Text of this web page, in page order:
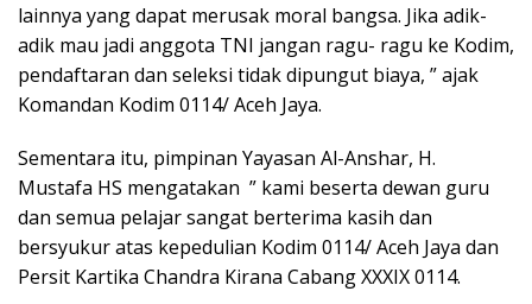
lainnya yang dapat merusak moral bangsa. Jika adik-
adik mau jadi anggota TNI jangan ragu- ragu ke Kodim,
pendaftaran dan seleksi tidak dipungut biaya, ” ajak
Komandan Kodim 0114/ Aceh Jaya.
Sementara itu, pimpinan Yayasan Al-Anshar, H.
Mustafa HS mengatakan ” kami beserta dewan guru
dan semua pelajar sangat berterima kasih dan
bersyukur atas kepedulian Kodim 0114/ Aceh Jaya dan
Persit Kartika Chandra Kirana Cabang XXXIX 0114.